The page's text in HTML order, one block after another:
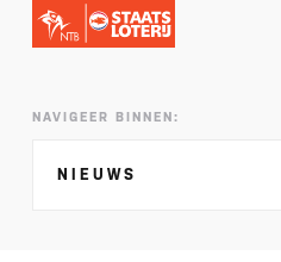
NAVIGEER BINNEN:
NIEUWS